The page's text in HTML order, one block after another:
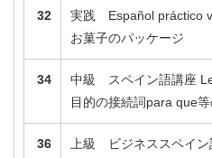
32
実践 Español práctico
お菓子のパッケージ
34
中級 スペイン語講座
目的の接続詞para que
36
上級 ビジネススペイン